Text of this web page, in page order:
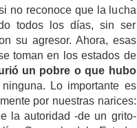
no reconoce que la lucha
todos los días, sin ser
su agresor. Ahora, esas
toman en los estados de
un pobre o que hubo
Lo importante es
por nuestras narices:
la autoridad -de un grito-